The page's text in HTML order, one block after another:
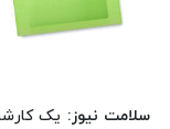
سلامت نیوز: یک